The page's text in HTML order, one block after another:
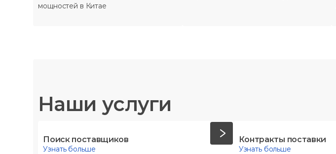
мощностей в Китае
Наши услуги
Поиск поставщиков
Узнать больше
Контракты поставки
Узнать больше